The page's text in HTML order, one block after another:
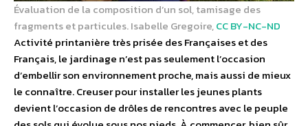
Évaluation de la composition d’un sol, tamisage des
fragments et particules.Isabelle Gregoire,CC BY-NC-ND
Activité printanière très prisée des Françaises et des
Français, le jardinage n’est pas seulement l’occasion
d’embellir son environnement proche, mais aussi de mieux
le connaître. Creuser pour installer les jeunes plants
devient l’occasion de drôles de rencontres avec le peuple